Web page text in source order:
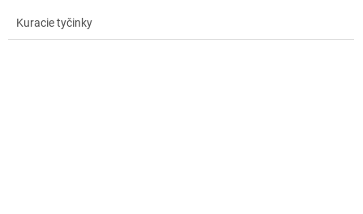
z
5
Kuracie tyčinky